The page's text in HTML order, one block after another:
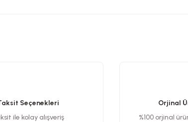
Seçenekleri
ile kolay alışveriş
Orjinal
%100 orjinal